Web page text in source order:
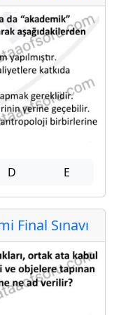
D E
Final Sınavı